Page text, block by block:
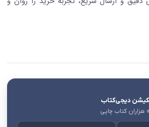
دیجی‌کتاب
کتاب چاپی